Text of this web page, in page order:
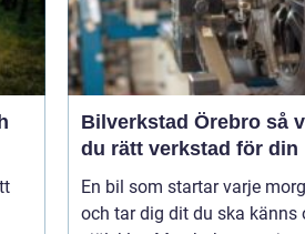
Bilverkstad Örebro så väljer
du rätt verkstad för din
En bil som startar varje
och tar dig dit du ska känns